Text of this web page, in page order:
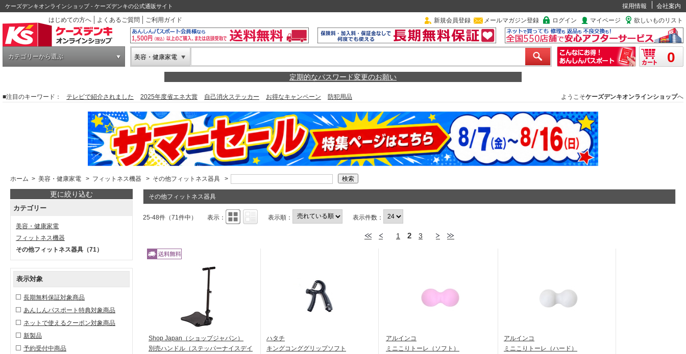
ケーズデンキオンラインショップ - ケーズデンキの公式通販サイト 採用情報
会社案内
はじめての方へ
よくあるご質問 ご利用ガイド 新規会員登録 メールマガジン登録 ログイン マイページ 欲しいものリスト
カテゴリーから選ぶ 美容・健康家電 0
定期的なパスワード変更のお願い
■注目のキーワード： テレビで紹介されました 2025年度省エネ大賞 自己消火ステッカー お得なキャンペーン 防犯用品 ようこそケーズデンキオンラインショップへ
ホーム > 美容・健康家電 > フィットネス機器 > その他フィットネス器具 >
更に絞り込む
カテゴリー
美容・健康家電
フィットネス機器
その他フィットネス器具 （71）
表示対象
長期無料保証対象商品
あんしんパスポート特典対象商品
ネットで使えるクーポン対象商品
新製品
予約受付中商品
その他フィットネス器具
25-48件（71件中） 表示： 表示順： 表示件数：
1 2 3
Shop Japan（ショップジャパン）
別売ハンドル（ステッパーナイスデイ
ハタチ
キングコンググリップソフト
アルインコ
ミニこりトーレ（ソフト）
アルインコ
ミニこりトーレ（ハード）